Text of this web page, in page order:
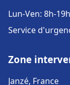
Lun-Ven: 8h-19h
Service
Zone
Janzé, France